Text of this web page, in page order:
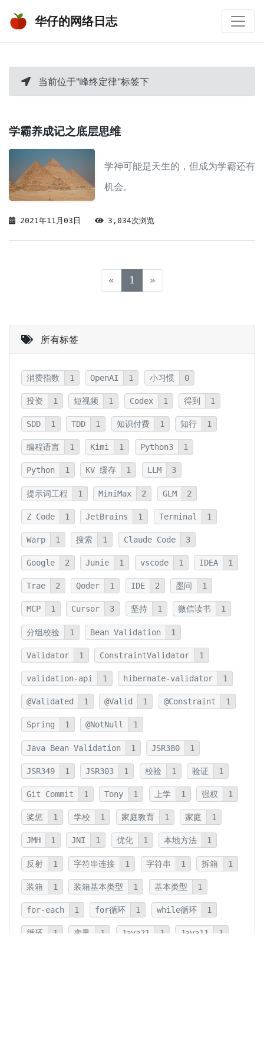
华仔的网络日志
当前位于"峰终定律"标签下
学霸养成记之底层思维
学神可能是天生的，但成为学霸还有
机会。
2021年11月03日 3,034次浏览
« 1 (current)
»
所有标签
消费指数 1 OpenAI 1 小习惯 0
投资 1 短视频 1 Codex 1 得到 1
SDD 1 TDD 1 知识付费 1 知行 1
编程语言 1 Kimi 1 Python3 1
Python 1 KV 缓存 1 LLM 3
提示词工程 1 MiniMax 2 GLM 2
Z Code 1 JetBrains 1 Terminal 1
Warp 1 搜索 1 Claude Code 3
Google 2 Junie 1 vscode 1 IDEA 1
Trae 2 Qoder 1 IDE 2 墨问 1
MCP 1 Cursor 3 坚持 1 微信读书 1
分组校验 1 Bean Validation 1
Validator 1 ConstraintValidator 1
validation-api 1 hibernate-validator 1
@Validated 1 @Valid 1 @Constraint 1
Spring 1 @NotNull 1
Java Bean Validation 1 JSR380 1
JSR349 1 JSR303 1 校验 1 验证 1
Git Commit 1 Tony 1 上学 1 强权 1
奖惩 1 学校 1 家庭教育 1 家庭 1
JMH 1 JNI 1 优化 1 本地方法 1
反射 1 字符串连接 1 字符串 1 拆箱 1
装箱 1 装箱基本类型 1 基本类型 1
for-each 1 for循环 1 while循环 1
循环 1 变量 1 Java21 1 Java11 1